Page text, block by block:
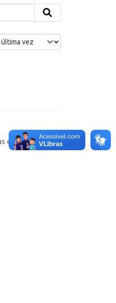
em cada